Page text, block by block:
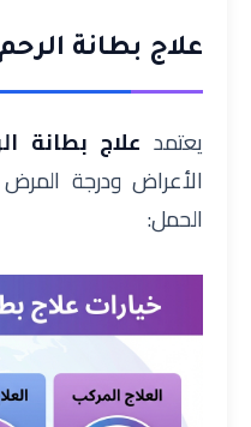
علاج بطانة
يعتمد علاج بطانة
الأعراض ودرجة
الحمل: